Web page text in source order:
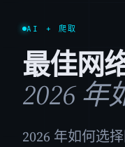
AI + 爬取
最佳网
2026 年
2026 年如何选